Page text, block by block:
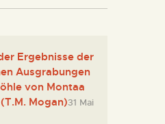
Ergebnisse der
Ausgrabungen
von Montaa
Mogan)31 Mai